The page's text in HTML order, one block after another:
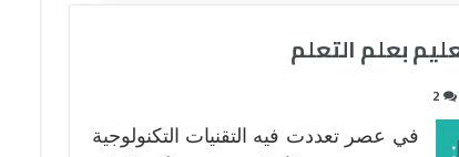
بعلم التعلم
2
في عصر تعددت فيه التقنيات التكنولوجية